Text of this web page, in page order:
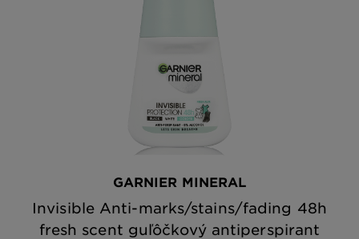
GARNIER MINERAL
Invisible Anti-marks/stains/fading 48h
fresh scent guľôčkový antiperspirant